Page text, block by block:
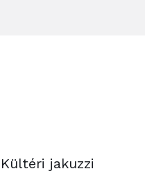
Kültéri jakuzzi